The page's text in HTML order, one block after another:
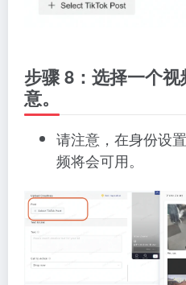
步骤 8：选择一个
意。
请注意，在身份设
频将会可用。